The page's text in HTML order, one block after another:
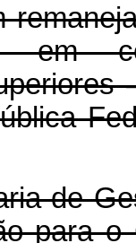
em
de
para o